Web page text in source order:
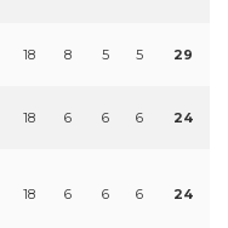
18 8 5 5 29
18 6 6 6 24
18 6 6 6 24